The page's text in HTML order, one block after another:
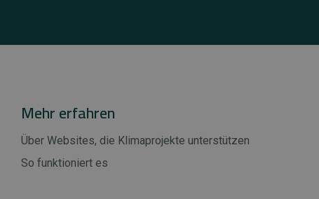
Mehr erfahren
Über Websites, die Klimaprojekte unterstützen
So funktioniert es